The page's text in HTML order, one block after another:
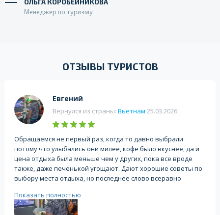
ОЛЬГА КОРОБЕЙНИКОВА
Менеджер по туризму
ОТЗЫВЫ ТУРИСТОВ
Евгений
Вернулся из страны: Вьетнам 25.03.2026
Обращаемся не первый раз, когда то давно выбрали
потому что улыбались они милее, кофе было вкуснее, да и
цена отдыха была меньше чем у других, пока все вроде
также, даже печенькой угощают. Дают хорошие советы по
выбору места отдыха, но последнее слово всеравно
заказчика. отдельное спасибо менеджеру Марии Орловой.
Посредники, последний туроператор от которого поедете
Показать полностью